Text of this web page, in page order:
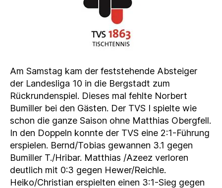
Am Samstag kam der feststehende Absteiger
der Landesliga 10 in die Bergstadt zum
Rückrundenspiel. Dieses mal fehlte Norbert
Bumiller bei den Gästen. Der TVS I spielte wie
schon die ganze Saison ohne Matthias Obergfell.
In den Doppeln konnte der TVS eine 2:1-Führung
erspielen. Bernd/Tobias gewannen 3.1 gegen
Bumiller T./Hribar. Matthias /Azeez verloren
deutlich mit 0:3 gegen Hewer/Reichle.
Heiko/Christian erspielten einen 3:1-Sieg gegen